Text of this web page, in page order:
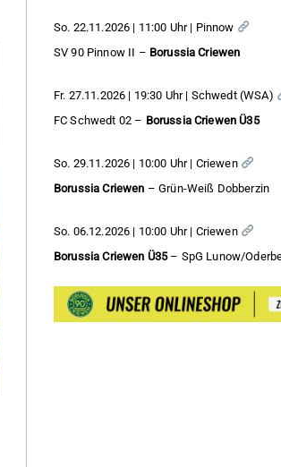
So. 22.11.2026 | 11:00 Uhr | Pinnow
SV 90 Pinnow II – Borussia Criewen
Fr. 27.11.2026 | 19:30 Uhr | Schwedt (WSA)
FC Schwedt 02 – Borussia Criewen Ü35
So. 29.11.2026 | 10:00 Uhr | Criewen
Borussia Criewen – Grün-Weiß Dobberzin
So. 06.12.2026 | 10:00 Uhr | Criewen
Borussia Criewen Ü35– SpG Lunow/